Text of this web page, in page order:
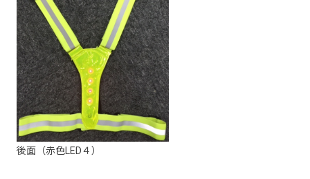
後面（赤色LED４）